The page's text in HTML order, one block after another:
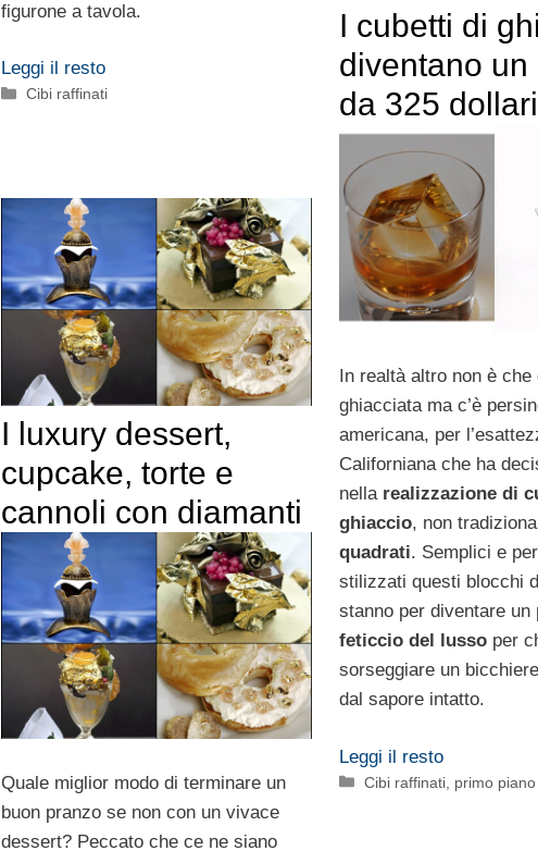
figurone a tavola.
Leggi il resto
Categorie
Cibi raffinati
I cubetti di
diventano un
da 325 dollari
In realtà altro non è che
ghiacciata ma c’è
americana, per
Californiana che ha
nella realizzazione di
ghiaccio, non
quadrati. Semplici e
stilizzati questi blocchi
stanno per diventare un
feticcio del lussoper
sorseggiare un
dal sapore intatto.
Leggi il resto
Categorie
Cibi raffinati primo piano
I luxury dessert,
cupcake, torte e
cannoli con diamanti
Quale miglior modo di terminare un
buon pranzo se non con un vivace
dessert? Peccato che ce ne siano